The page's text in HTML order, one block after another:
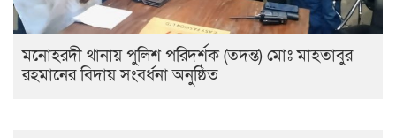
মনোহরদী থানায় পুলিশ পরিদর্শক (তদন্ত) মোঃ মাহতাবুর
রহমানের বিদায় সংবর্ধনা অনুষ্ঠিত